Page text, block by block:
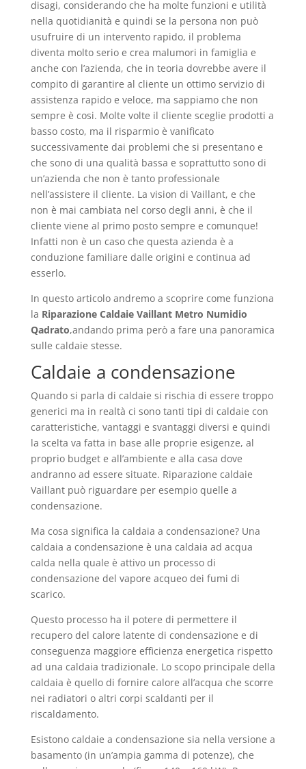
disagi, considerando che ha molte funzioni e utilità
nella quotidianità e quindi se la persona non può
usufruire di un intervento rapido, il problema
diventa molto serio e crea malumori in famiglia e
anche con l’azienda, che in teoria dovrebbe avere il
compito di garantire al cliente un ottimo servizio di
assistenza rapido e veloce, ma sappiamo che non
sempre è cosi. Molte volte il cliente sceglie prodotti a
basso costo, ma il risparmio è vanificato
successivamente dai problemi che si presentano e
che sono di una qualità bassa e soprattutto sono di
un’azienda che non è tanto professionale
nell’assistere il cliente. La vision di Vaillant, e che
non è mai cambiata nel corso degli anni, è che il
cliente viene al primo posto sempre e comunque!
Infatti non è un caso che questa azienda è a
conduzione familiare dalle origini e continua ad
esserlo.
In questo articolo andremo a scoprire come funziona
la Riparazione Caldaie Vaillant Metro Numidio
Qadrato,andando prima però a fare una panoramica
sulle caldaie stesse.
Caldaie a condensazione
Quando si parla di caldaie si rischia di essere troppo
generici ma in realtà ci sono tanti tipi di caldaie con
caratteristiche, vantaggi e svantaggi diversi e quindi
la scelta va fatta in base alle proprie esigenze, al
proprio budget e all’ambiente e alla casa dove
andranno ad essere situate. Riparazione caldaie
Vaillant può riguardare per esempio quelle a
condensazione.
Ma cosa significa la caldaia a condensazione? Una
caldaia a condensazione è una caldaia ad acqua
calda nella quale è attivo un processo di
condensazione del vapore acqueo dei fumi di
scarico.
Questo processo ha il potere di permettere il
recupero del calore latente di condensazione e di
conseguenza maggiore efficienza energetica rispetto
ad una caldaia tradizionale. Lo scopo principale della
caldaia è quello di fornire calore all’acqua che scorre
nei radiatori o altri corpi scaldanti per il
riscaldamento.
Esistono caldaie a condensazione sia nella versione a
basamento (in un’ampia gamma di potenze), che